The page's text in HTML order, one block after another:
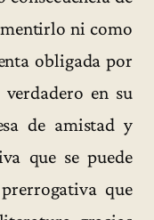
ni como
obligada por
en su
de amistad y
que se puede
que